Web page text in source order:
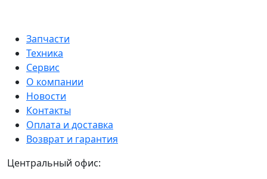
Запчасти
Техника
Сервис
О компании
Новости
Контакты
Оплата и доставка
Возврат и гарантия
Центральный офис: